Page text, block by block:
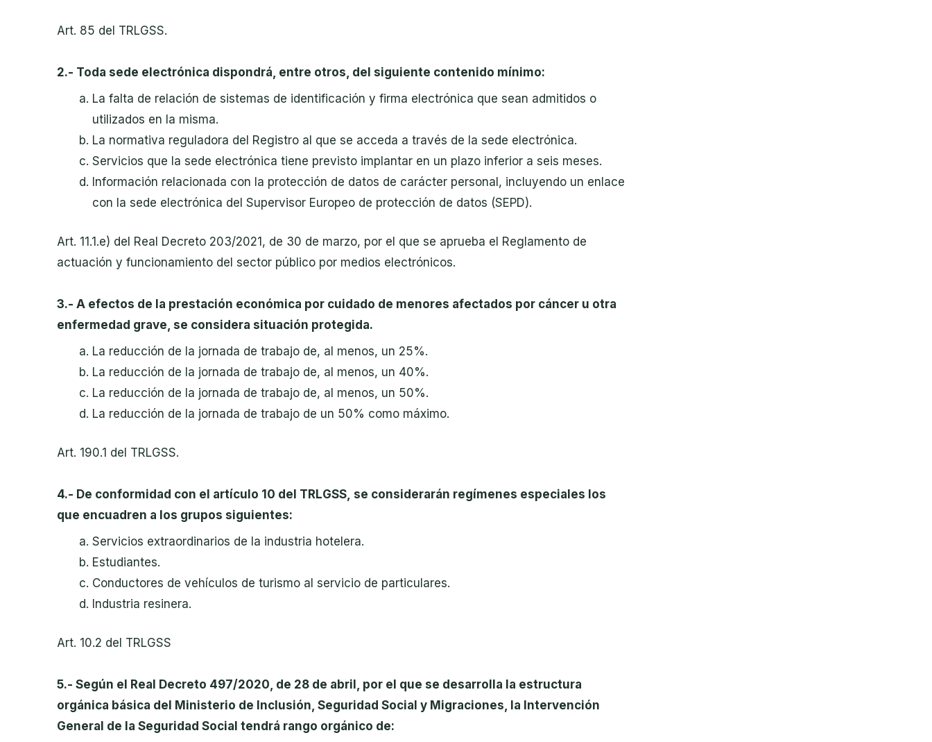
Art. 85 del TRLGSS.
2.- Toda sede electrónica dispondrá, entre otros, del siguiente contenido mínimo:
La falta de relación de sistemas de identificación y firma electrónica que sean admitidos o
utilizados en la misma.
La normativa reguladora del Registro al que se acceda a través de la sede electrónica.
Servicios que la sede electrónica tiene previsto implantar en un plazo inferior a seis meses.
Información relacionada con la protección de datos de carácter personal, incluyendo un enlace
con la sede electrónica del Supervisor Europeo de protección de datos (SEPD).
Art. 11.1.e) del Real Decreto 203/2021, de 30 de marzo, por el que se aprueba el Reglamento de
actuación y funcionamiento del sector público por medios electrónicos.
3.- A efectos de la prestación económica por cuidado de menores afectados por cáncer u otra
enfermedad grave, se considera situación protegida.
La reducción de la jornada de trabajo de, al menos, un 25%.
La reducción de la jornada de trabajo de, al menos, un 40%.
La reducción de la jornada de trabajo de, al menos, un 50%.
La reducción de la jornada de trabajo de un 50% como máximo.
Art. 190.1 del TRLGSS.
4.- De conformidad con el artículo 10 del TRLGSS, se considerarán regímenes especiales los
que encuadren a los grupos siguientes:
Servicios extraordinarios de la industria hotelera.
Estudiantes.
Conductores de vehículos de turismo al servicio de particulares.
Industria resinera.
Art. 10.2 del TRLGSS
5.- Según el Real Decreto 497/2020, de 28 de abril, por el que se desarrolla la estructura
orgánica básica del Ministerio de Inclusión, Seguridad Social y Migraciones , la Intervención
General de la Seguridad Social tendrá rango orgánico de: